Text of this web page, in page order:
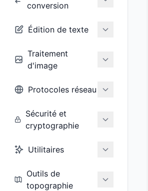
conversion
Édition de texte
Traitement
d'image
Protocoles réseau
Sécurité et
cryptographie
Utilitaires
Outils de
topographie